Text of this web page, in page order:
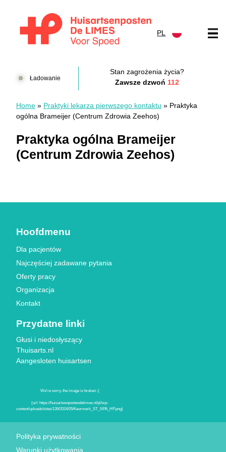
PL
Ładowanie
Stan zagrożenia życia?
Zawsze dzwoń 112
Home » Praktyki lekarza pierwszego kontaktu » Praktyka
ogólna Brameijer (Centrum Zdrowia Zeehos)
Praktyka ogólna Brameijer
(Centrum Zdrowia Zeehos)
Hoofdmenu
Dla pacjentów
Najczęściej zadawane pytania
Oferty pracy
Organizacja
Kontakt
Przydatne linki
Głusi i niedosłyszący
Thuisarts.nl
Aangesloten huisartsen
Polityka prywatności
Warunki użytkowania